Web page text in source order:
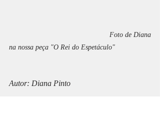
Foto de Diana
na nossa peça "O Rei do Espetáculo"
Autor: Diana Pinto